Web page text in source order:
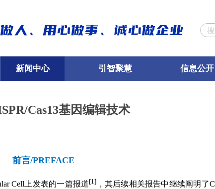
新闻中心 引智聚慧 信息公开
Cas13基因编辑技术
前言/PREFACE
Cell上发表的一篇报道[1] ，其后续相关报告中继续阐明了